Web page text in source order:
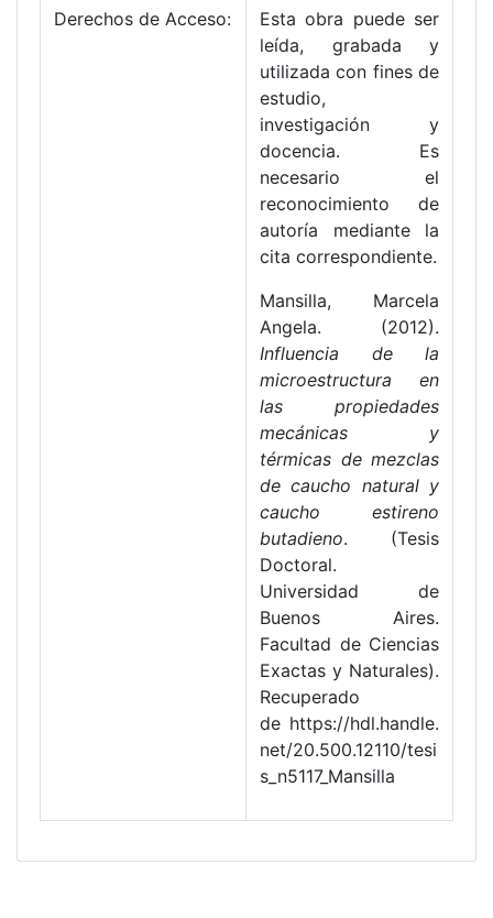
Derechos de Acceso:
Esta obra puede ser
leída, grabada y
utilizada con fines de
estudio,
investigación y
docencia. Es
necesario el
reconocimiento de
autoría mediante la
cita correspondiente.
Mansilla, Marcela
Angela. (2012).
Influencia de la
microestructura en
las propiedades
mecánicas y
térmicas de mezclas
de caucho natural y
caucho estireno
butadieno. (Tesis
Doctoral.
Universidad de
Buenos Aires.
Facultad de Ciencias
Exactas y Naturales).
Recuperado
de https://hdl.handle.
net/20.500.12110/tesi
s_n5117_Mansilla